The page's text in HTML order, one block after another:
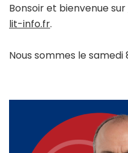
Bonsoir et bienvenue sur
lit-info.fr.
Nous sommes le samedi